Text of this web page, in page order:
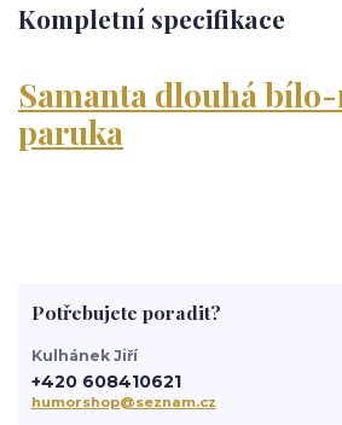
Kompletní specifikace
Samanta dlouhá
paruka
Potřebujete poradit?
Kulhánek Jiří
+420 608410621
humorshop@seznam.cz